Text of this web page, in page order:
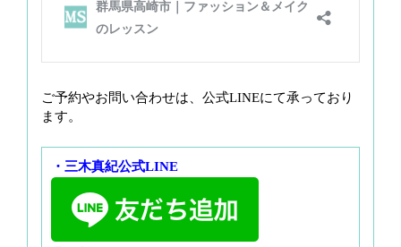
ご予約やお問い合わせは、公式LINEにて承っており
ます。
・三木真紀公式LINE